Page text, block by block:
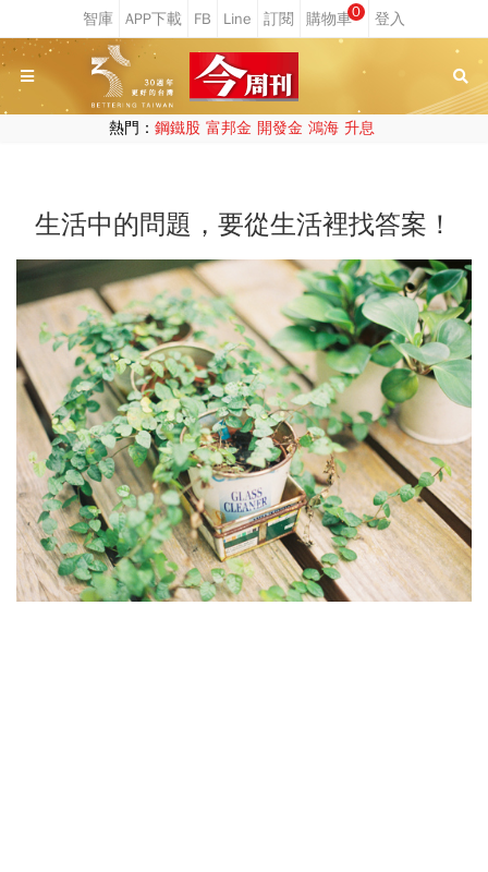
0
熱門： 鋼鐵股 富邦金 開發金 鴻海 升息
生活中的問題，要從生活裡找答案！